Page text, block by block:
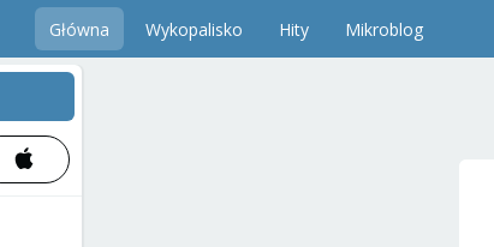
Główna Wykopalisko Hity Mikroblog